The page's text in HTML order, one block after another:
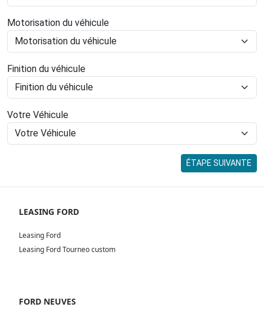
Motorisation du véhicule
Finition du véhicule
Votre Véhicule
ÉTAPE SUIVANTE
LEASING FORD
Leasing Ford
Leasing Ford Tourneo custom
FORD NEUVES